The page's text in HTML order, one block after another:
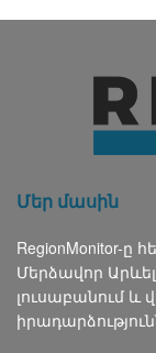
Մեր մասին
RegionMonitor-ը
Մերձավոր
լուսաբանում և